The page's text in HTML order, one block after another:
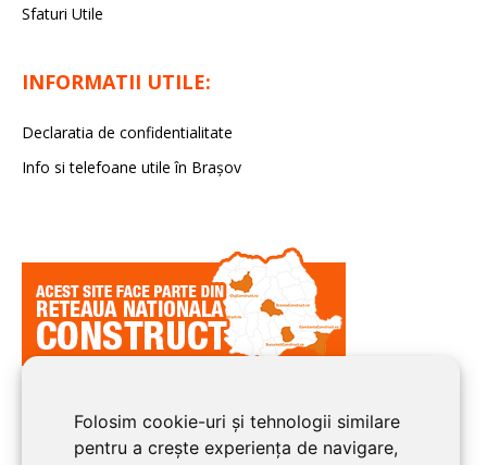
Folosim cookie-uri și tehnologii similare
pentru a crește experiența de navigare,
Sfaturi Utile
INFORMATII UTILE:
Declaratia de confidentialitate
Info si telefoane utile în Braşov